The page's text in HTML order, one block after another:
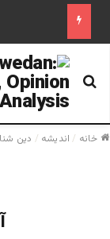
جستجو برای
خانه / اندیشه / دین